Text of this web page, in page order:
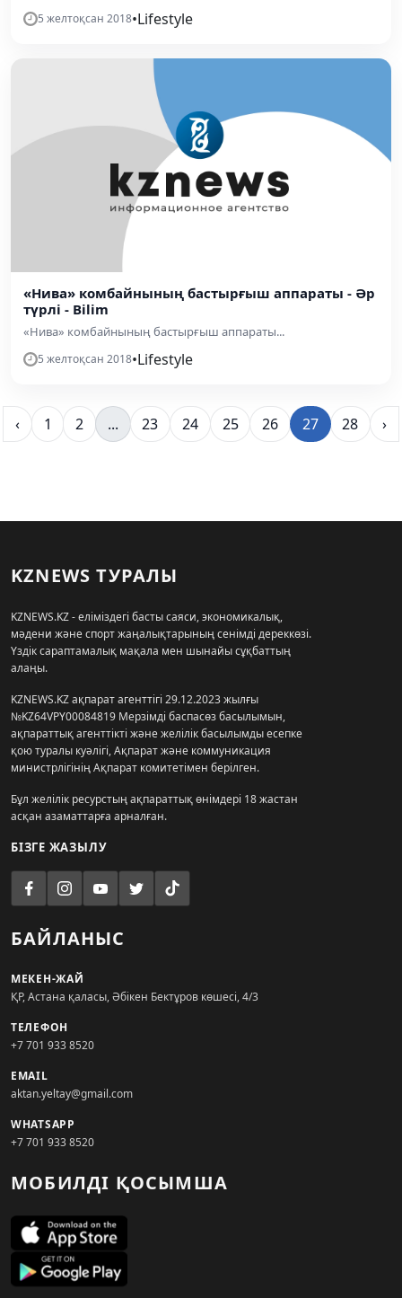
5 желтоқсан 2018•Lifestyle
«Нива» комбайнының бастырғыш аппараты - Әр
түрлі - Bilim
«Нива» комбайнының бастырғыш аппараты...
5 желтоқсан 2018•Lifestyle
‹ 1 2 ... 23 24 25 26 27 28 ›
KZNEWS ТУРАЛЫ
KZNEWS.KZ - еліміздегі басты саяси, экономикалық,
мәдени және спорт жаңалықтарының сенімді дереккөзі.
Үздік сараптамалық мақала мен шынайы сұқбаттың
алаңы.
KZNEWS.KZ ақпарат агенттігі 29.12.2023 жылғы
№KZ64VPY00084819 Мерзімді баспасөз басылымын,
ақпараттық агенттікті және желілік басылымды есепке
қою туралы куәлігі, Ақпарат және коммуникация
министрлігінің Ақпарат комитетімен берілген.
Бұл желілік ресурстың ақпараттық өнімдері 18 жастан
асқан азаматтарға арналған.
БІЗГЕ ЖАЗЫЛУ
БАЙЛАНЫС
МЕКЕН-ЖАЙ
ҚР, Астана қаласы, Әбікен Бектұров көшесі, 4/3
ТЕЛЕФОН
+7 701 933 8520
EMAIL
aktan.yeltay@gmail.com
WHATSAPP
+7 701 933 8520
МОБИЛДІ ҚОСЫМША